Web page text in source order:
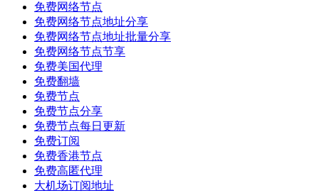
免费网络节点
免费网络节点地址分享
免费网络节点地址批量分享
免费网络节点节享
免费美国代理
免费翻墙
免费节点
免费节点分享
免费节点每日更新
免费订阅
免费香港节点
免费高匿代理
大机场订阅地址